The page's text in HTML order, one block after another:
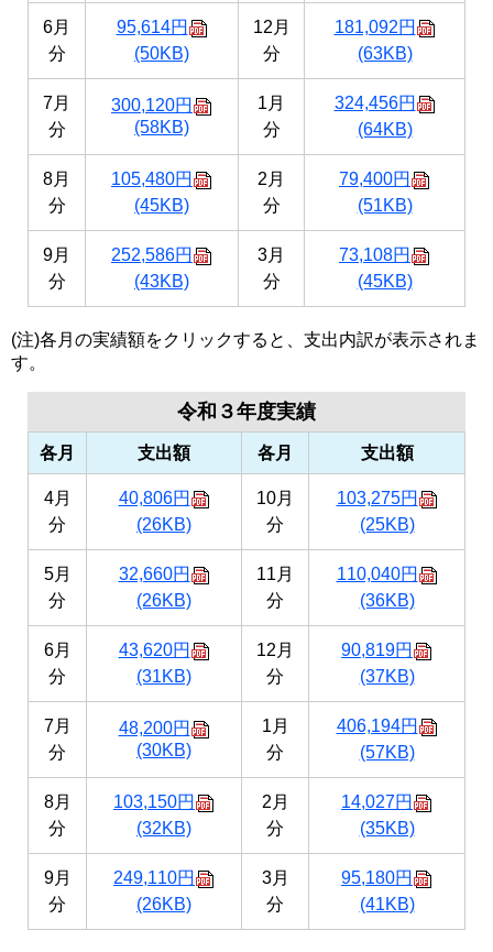
6月
分
95,614円
(50KB)
12月
分
181,092円
(63KB)
7月
分
300,120円
(58KB)
1月
分
324,456円
(64KB)
8月
分
105,480円
(45KB)
2月
分
79,400円
(51KB)
9月
分
252,586円
(43KB)
3月
分
73,108円
(45KB)
(注)各月の実績額をクリックすると、支出内訳が表示されま
す。
令和３年度実績
各月 支出額 各月 支出額
4月
分
40,806円
(26KB)
10月
分
103,275円
(25KB)
5月
分
32,660円
(26KB)
11月
分
110,040円
(36KB)
6月
分
43,620円
(31KB)
12月
分
90,819円
(37KB)
7月
分
48,200円
(30KB)
1月
分
406,194円
(57KB)
8月
分
103,150円
(32KB)
2月
分
14,027円
(35KB)
9月
分
249,110円
(26KB)
3月
分
95,180円
(41KB)